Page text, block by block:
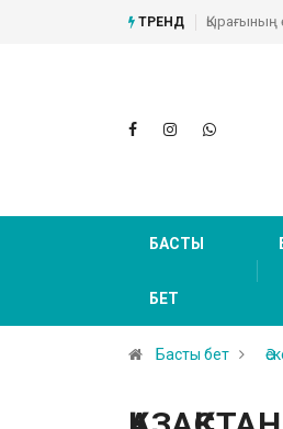
ТРЕНД Қырағының
БАСТЫ
БЕТ
Басты бет